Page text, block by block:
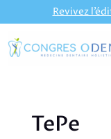
Revivez
TePe